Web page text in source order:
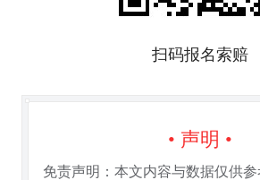
扫码报名索赔
• 声明 •
免责声明：本文内容与数据仅供